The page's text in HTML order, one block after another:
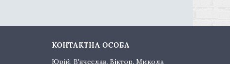
Юрій, В'ячеслав, Віктор, Микола